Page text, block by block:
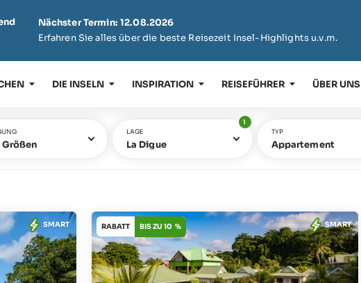
Nächster Termin: 12.08.2026
Erfahren Sie alles über die beste Reisezeit Insel-Highlights u.v.m.
DIE INSELN INSPIRATION REISEFÜHRER ÜBER UNS
LAGE
La Digue
1
TYP
Appartement
SMART RABATT BIS ZU 10 % SMART